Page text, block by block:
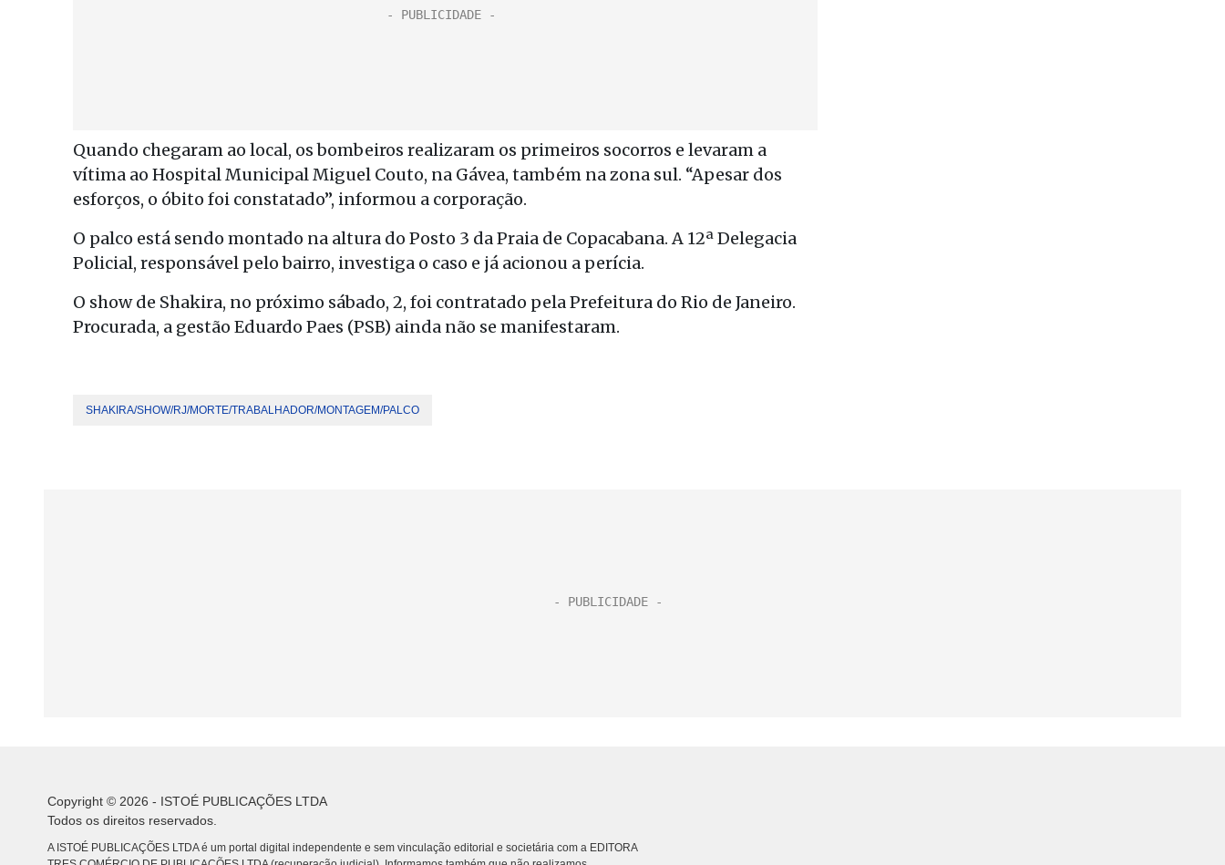
Quando chegaram ao local, os bombeiros realizaram os primeiros socorros e levaram a
vítima ao Hospital Municipal Miguel Couto, na Gávea, também na zona sul. “Apesar dos
esforços, o óbito foi constatado”, informou a corporação.
O palco está sendo montado na altura do Posto 3 da Praia de Copacabana. A 12ª Delegacia
Policial, responsável pelo bairro, investiga o caso e já acionou a perícia.
O show de Shakira, no próximo sábado, 2, foi contratado pela Prefeitura do Rio de Janeiro.
Procurada, a gestão Eduardo Paes (PSB) ainda não se manifestaram.
SHAKIRA/SHOW/RJ/MORTE/TRABALHADOR/MONTAGEM/PALCO
Copyright © 2026 - ISTOÉ PUBLICAÇÕES LTDA
Todos os direitos reservados.
A ISTOÉ PUBLICAÇÕES LTDA é um portal digital independente e sem vinculação editorial e societária com a EDITORA